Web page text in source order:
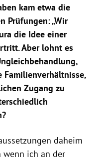
kam etwa die
Prüfungen: „Wir
die Idee einer
Aber lohnt es
Familienverhältnisse,
Zugang zu
daheim
wenn ich an der